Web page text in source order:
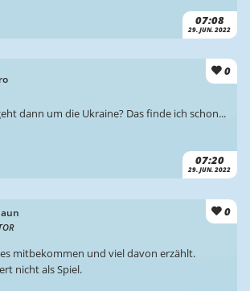
07:08
29. JUN. 2022
0
07:20
29. JUN. 2022
dann um die Ukraine? Das finde ich schon...
0
mitbekommen und viel davon erzählt.
nicht als Spiel.